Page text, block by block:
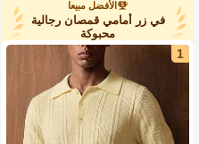
الأفضل مبيعا
في زر أمامي قمصان رجالية
محبوكة
1